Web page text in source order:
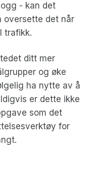
- kan det
oversette det når
trafikk.
ditt mer
og øke
ha nytte av å
er dette ikke
som det
for